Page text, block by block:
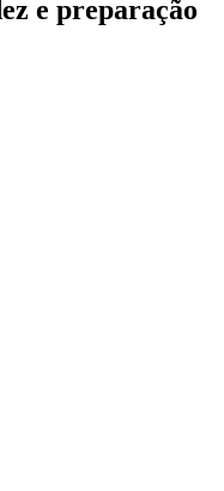
e preparação